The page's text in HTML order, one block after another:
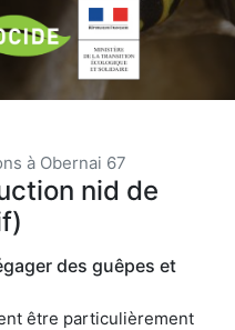
à Obernai 67
nid de
des guêpes et
être particulièrement